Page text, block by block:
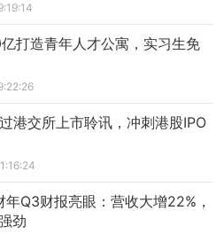
打造青年人才公寓，实习生免
港交所上市聆讯，冲刺港股IPO
Q3财报亮眼：营收大增22%，
劲